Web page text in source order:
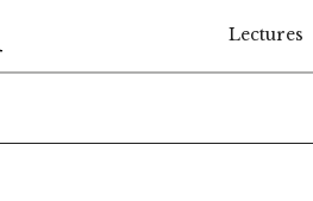
Lectures